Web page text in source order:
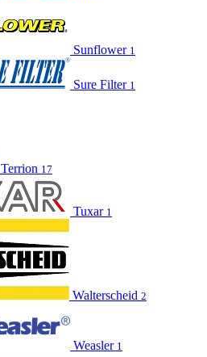
Sunflower 1
Sure Filter 1
Terrion 17
Tuxar 1
Walterscheid 2
Weasler 1